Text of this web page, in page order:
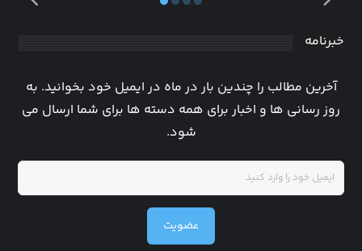
خبرنامه
آخرین مطالب را چندین بار در ماه در ایمیل خود بخوانید. به
روز رسانی ها و اخبار برای همه دسته ها برای شما ارسال می
شود.
عضویت